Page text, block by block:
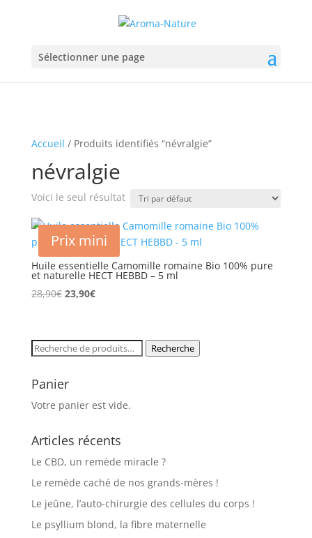
Sélectionner une page
Accueil / Produits identifiés “névralgie”
névralgie
Voici le seul résultat
Prix mini
Huile essentielle Camomille romaine Bio 100% pure
et naturelle HECT HEBBD – 5 ml
28,90€ Le
était :
28,90€.
23,90€Le
est :
23,90€.
Recherche
Recherche
Panier
Votre panier est vide.
Articles récents
Le CBD, un remède miracle ?
Le remède caché de nos grands-mères !
Le jeûne, l’auto-chirurgie des cellules du corps !
Le psyllium blond, la fibre maternelle